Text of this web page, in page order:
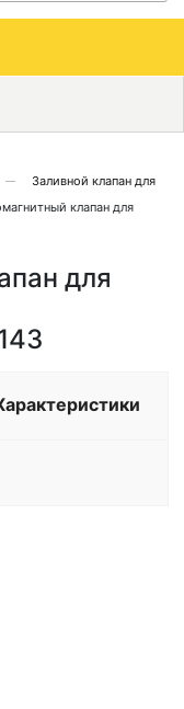
Заливной клапан для
клапан для
для